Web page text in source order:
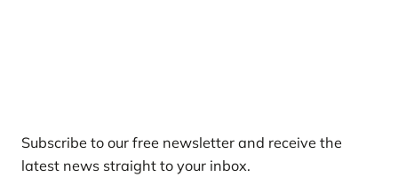
Subscribe to our free newsletter and receive the
latest news straight to your inbox.